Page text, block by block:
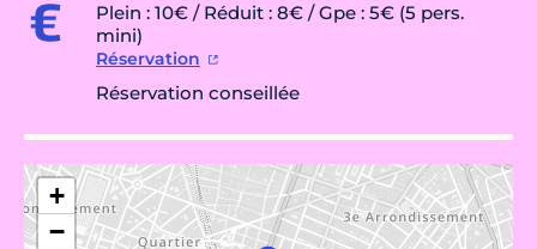
Plein : 10€ / Réduit : 8€ / Gpe : 5€ (5 pers.
mini)
Réservation
Réservation conseillée
+
−